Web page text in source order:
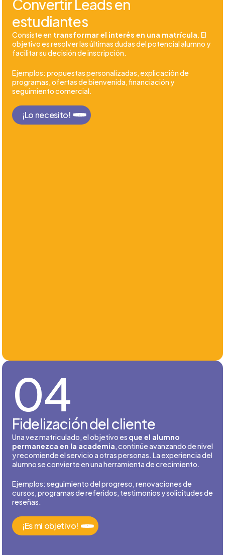
Convertir Leads en
estudiantes
Consiste en transformar el interés en una matrícula. El
objetivo es resolver las últimas dudas del potencial alumno y
facilitar su decisión de inscripción.
Ejemplos: propuestas personalizadas, explicación de
programas, ofertas de bienvenida, financiación y
seguimiento comercial.
¡Lo necesito!
04
Fidelización del cliente
Una vez matriculado, el objetivo es que el alumno
permanezca en la academia , continúe avanzando de nivel
y recomiende el servicio a otras personas. La experiencia del
alumno se convierte en una herramienta de crecimiento.
Ejemplos: seguimiento del progreso, renovaciones de
cursos, programas de referidos, testimonios y solicitudes de
reseñas.
¡Es mi objetivo!